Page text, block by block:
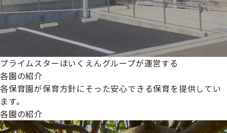
プライムスターほいくえんグループが運営する
各園の紹介
各保育園が保育方針にそった安心できる保育を提供してい
ます。
各園の紹介